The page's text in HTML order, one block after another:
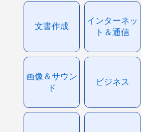
文書作成
インターネッ
ト＆通信
画像＆サウン
ド
ビジネス